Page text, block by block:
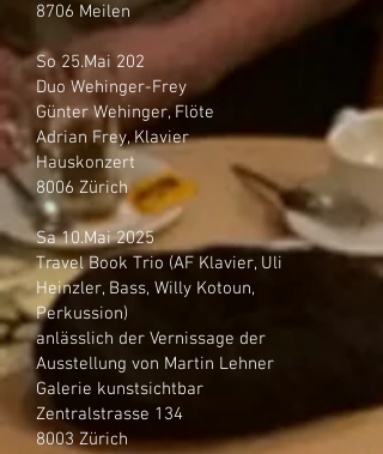
8706 Meilen
So 25.Mai 202
Duo Wehinger-Frey
Günter Wehinger, Flöte
Adrian Frey, Klavier
Hauskonzert
8006 Zürich
Sa 10.Mai 2025
Travel Book Trio (AF Klavier, Uli
Heinzler, Bass, Willy Kotoun,
Perkussion)
anlässlich der Vernissage der
Ausstellung von Martin Lehner
Galerie kunstsichtbar
Zentralstrasse 134
8003 Zürich